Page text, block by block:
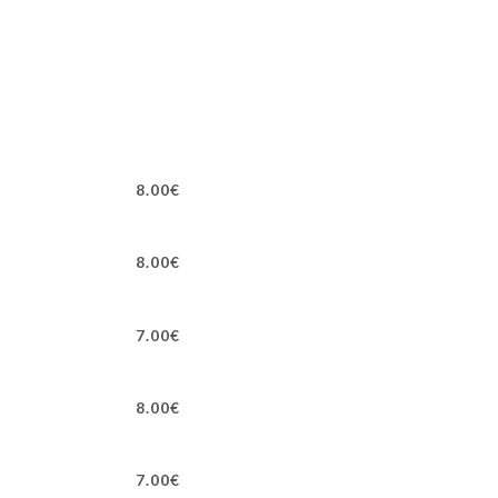
8.00€
8.00€
7.00€
8.00€
7.00€